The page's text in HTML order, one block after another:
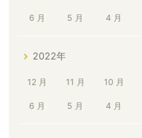
6 月 5 月 4 月
2022年
12 月 11 月 10 月
6 月 5 月 4 月